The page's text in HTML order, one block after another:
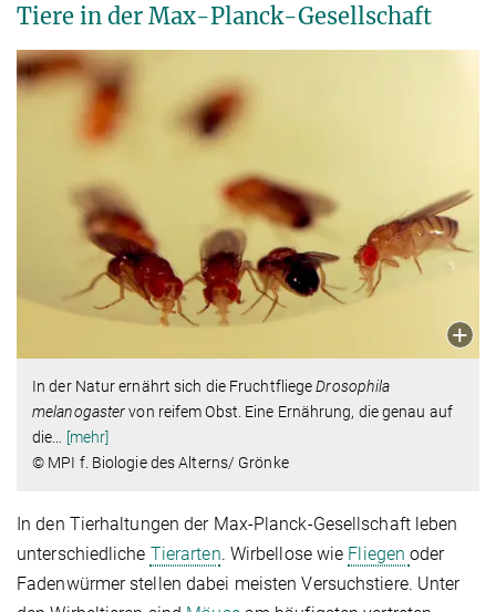
Tiere in der Max-Planck-Gesellschaft
In der Natur ernährt sich die FruchtfliegeDrosophila
melanogastervon reifem Obst. Eine Ernährung, die genau auf
die
[mehr]
© MPI f. Biologie des Alterns/ Grönke
In den Tierhaltungen der Max-Planck-Gesellschaft leben
unterschiedliche Tierarten. Wirbellose wie Fliegenoder
Fadenwürmer stellen dabei meisten Versuchstiere. Unter